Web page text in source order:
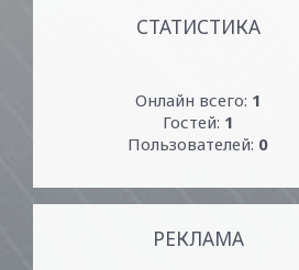
СТАТИСТИКА
Онлайн всего: 1
Гостей: 1
Пользователей: 0
РЕКЛАМА